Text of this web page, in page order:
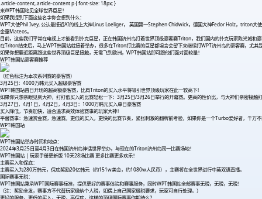
.article-content,.article-content p { font-size: 18px; }
来WPT韩国站见全球世界巨星！
如果我提到下面这些名字你会想到什么：
WPT大使Phil Ivey, 公认最接近AI的线上大神Linus Loeliger， 英国第一Stephen Chidwick，德国大神Fedor Holz，triton
金童Mateos。
目前，这些我们平常在电视上才能看到扑克巨星，正在韩国济州岛打着世界顶级豪客赛Triton，我们国内的扑克玩家陈光城和
在Triton结束后，马上WPT韩国站就接着举办，很多在Triton打比赛的巨星都坦言会留下来继续打WPT济州岛的豪客赛，尤
如果你想要近距离跟这些世界顶级巨星接触，无需飞到欧洲，WPT韩国站即可跟他们面对面较量！
WPT韩国站豪客赛推荐
（红色标注为本次系列赛的豪客赛）
3月25日：4000万韩元买入超级豪客赛
WPT韩国站首日开场的超高额豪客赛，比肩Triton的买入水平将吸引世界顶级玩家在此一较高下！
如果你只想亲眼见到大神，打打低买入的比赛轻松一下：3月25日/3月26日举行的开幕赛。更高的性价比，与大神们亲密接触
3月27日，4月1日，4月2日，4月3日：1000万韩元买入单日豪客赛
买入降低，节奏加快，适合追求高效体验赛事的玩家大神！
平替赛事：急速赏金赛，急速赛。更低的买入，更快的比赛节奏，紧张刺激的翻牌前考验，如果你是一个Turbo爱好者，千万
WPT韩国站
WPT韩国站举办时间和地点：
2024年3月25日至4月3日在韩国济州岛神话世界举办，与现在的Triton济州岛同一比赛场地！
WPT韩国站 | 玩家手册更新版 10天28场比赛 更多比赛更多欢乐！
主赛买入和保底：
主赛买入为280万韩元，保底奖励20亿韩元（约151w美金，约1080w人民币），主赛将在全世界进行中英双语直播。
国际赛事无税：
WPT韩国站秉承WPT国际赛事标准，提供更好的赛事体验和赛事服务，同时WPT韩国站全部赛事无税，无税，无税！
（注：奖励全发，赛事方不代替玩家缴纳个人税，如遇上自己国家缴税要求，玩家可自行处理。）
更好的服务，更低的买入，无税，高保底，这样的顶级国际赛事你期待么？